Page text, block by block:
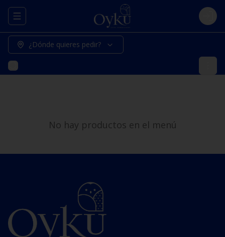
Abrir menu de navegación Login
¿Dónde quieres pedir?
No hay productos en el menú